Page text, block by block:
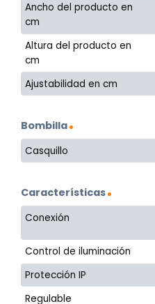
Ancho del producto en
cm
Altura del producto en
cm
Ajustabilidad en cm
Bombilla
Casquillo
Características
Conexión
Control de iluminación
Protección IP
Regulable